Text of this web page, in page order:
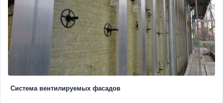
Система вентилируемых фасадов